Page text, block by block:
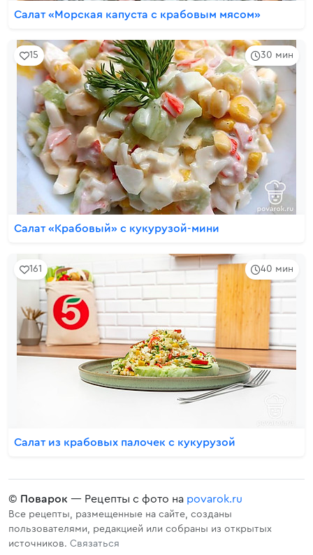
Салат «Морская капуста с крабовым мясом»
30 мин
15
Салат «Крабовый» с кукурузой-мини
40 мин
161
Салат из крабовых палочек с кукурузой
© Поварок — Рецепты с фото на povarok.ru
Все рецепты, размещенные на сайте, созданы
пользователями, редакцией или собраны из открытых
источников. Связаться